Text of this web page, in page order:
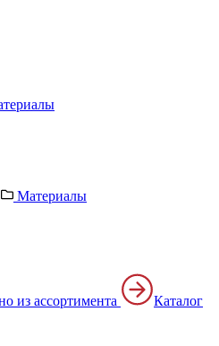
Материалы
из ассортимента Каталог